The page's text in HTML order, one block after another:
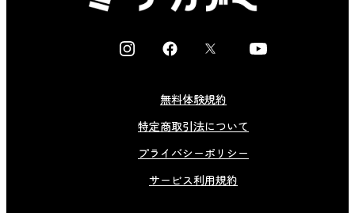
I
a
g
F
e
b
o
k
X
Y
無料体験規約
特定商取引法について
プライバシーポリシー
サービス利用規約